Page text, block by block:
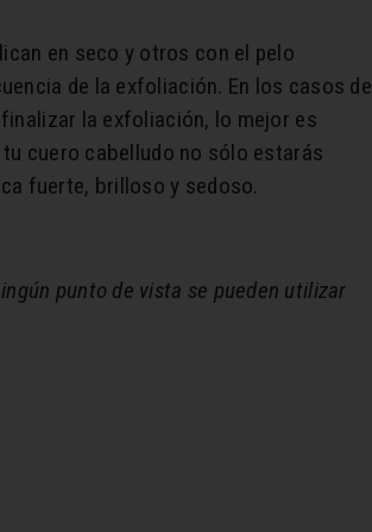
en seco y otros con el pelo
de la exfoliación. En los casos de
la exfoliación, lo mejor es
cuero cabelludo no sólo estarás
fuerte, brilloso y sedoso.
punto de vista se pueden utilizar